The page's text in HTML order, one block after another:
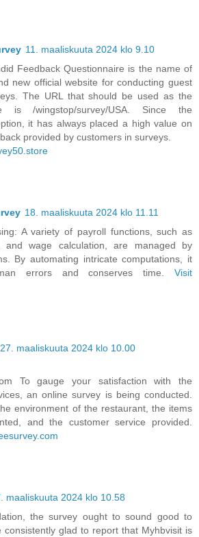
11. maaliskuuta 2024 klo 9.10
Feedback Questionnaire is the name of
new official website for conducting guest
The URL that should be used as the
is /wingstop/survey/USA. Since the
it has always placed a high value on
provided by customers in surveys.
18. maaliskuuta 2024 klo 11.11
A variety of payroll functions, such as
and wage calculation, are managed by
By automating intricate computations, it
errors and conserves time. Visit
27. maaliskuuta 2024 klo 10.00
To gauge your satisfaction with the
an online survey is being conducted.
environment of the restaurant, the items
and the customer service provided.
maaliskuuta 2024 klo 10.58
the survey ought to sound good to
consistently glad to report that Myhbvisit is